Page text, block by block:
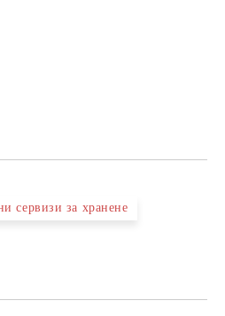
сервизи за хранене